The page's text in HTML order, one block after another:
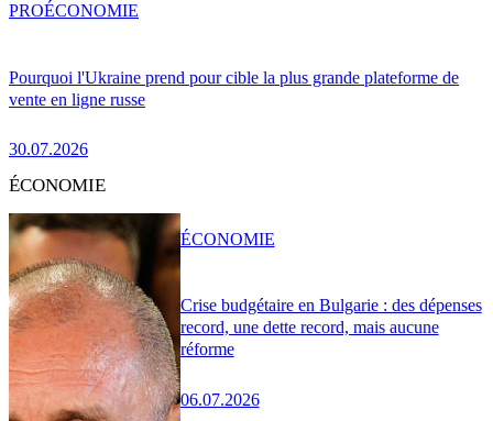
Pourquoi l'Ukraine prend pour cible la plus grande plateforme de
vente en ligne russe
30.07.2026
PROÉCONOMIE
ÉCONOMIE
Crise budgétaire en Bulgarie : des dépenses
record, une dette record, mais aucune
réforme
06.07.2026
ÉCONOMIE